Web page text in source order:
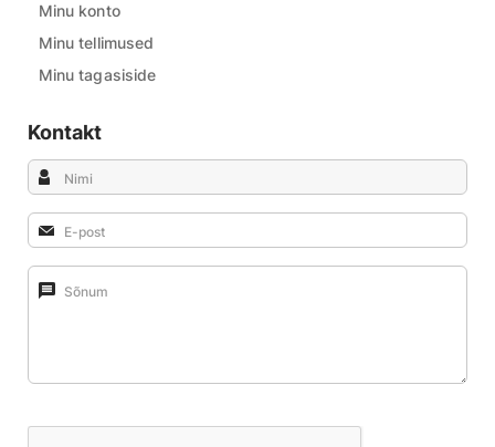
Minu konto
Minu tellimused
Minu tagasiside
Kontakt